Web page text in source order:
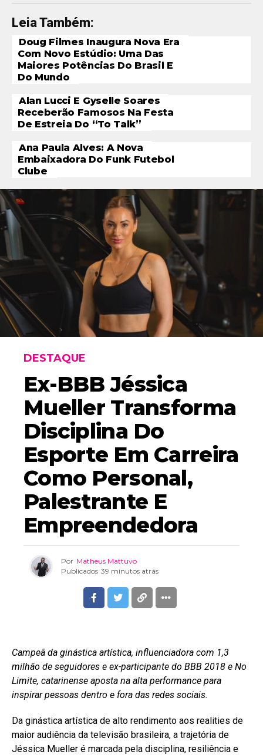
Leia Também:
Doug Filmes Inaugura Nova Era
Com Novo Estúdio: Uma Das
Maiores Potências Do Brasil E
Do Mundo
Alan Lucci E Gyselle Soares
Receberão Famosos Na Festa
De Estreia Do “To Talk”
Ana Paula Alves: A Nova
Embaixadora Do Funk Futebol
Clube
DESTAQUE
Ex-BBB Jéssica
Mueller Transforma
Disciplina Do
Esporte Em Carreira
Como Personal,
Palestrante E
Empreendedora
Por Matheus Mattuvo
Publicados 39 minutos atrás
Campeã da ginástica artística, influenciadora com 1,3
milhão de seguidores e ex-participante do BBB 2018 e No
Limite, catarinense aposta na alta performance para
inspirar pessoas dentro e fora das redes sociais.
Da ginástica artística de alto rendimento aos realities de
maior audiência da televisão brasileira, a trajetória de
Jéssica Mueller é marcada pela disciplina, resiliência e